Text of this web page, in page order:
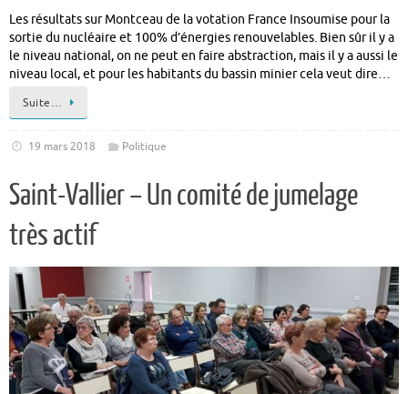
Les résultats sur Montceau de la votation France Insoumise pour la
sortie du nucléaire et 100% d’énergies renouvelables. Bien sûr il y a
le niveau national, on ne peut en faire abstraction, mais il y a aussi le
niveau local, et pour les habitants du bassin minier cela veut dire…
Suite…
19 mars 2018 Politique
Saint-Vallier – Un comité de jumelage
très actif